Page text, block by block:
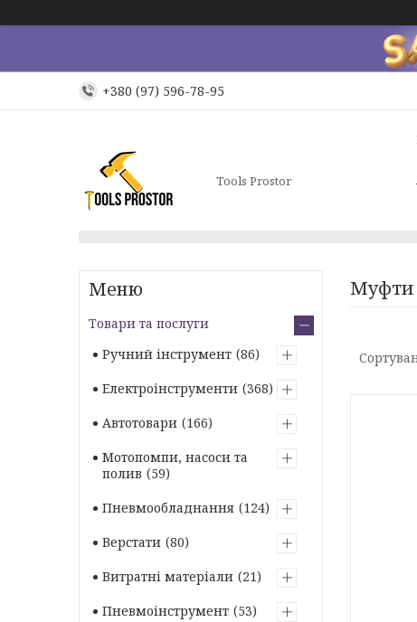
+380 (97) 596-78-95
Tools Prostor
Муфти
Товари та послуги
Ручний інструмент 86
Електроінструменти 368
Автотовари 166
Мотопомпи, насоси та
полив
59
Пневмообладнання 124
Верстати 80
Витратні матеріали 21
Пневмоінструмент 53